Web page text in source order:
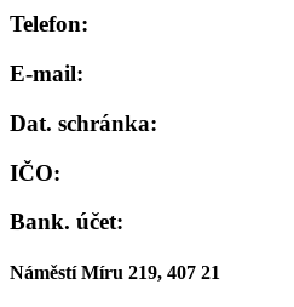
Telefon:
E-mail:
Dat. schránka:
IČO:
Bank. účet:
Náměstí Míru 219, 407 21